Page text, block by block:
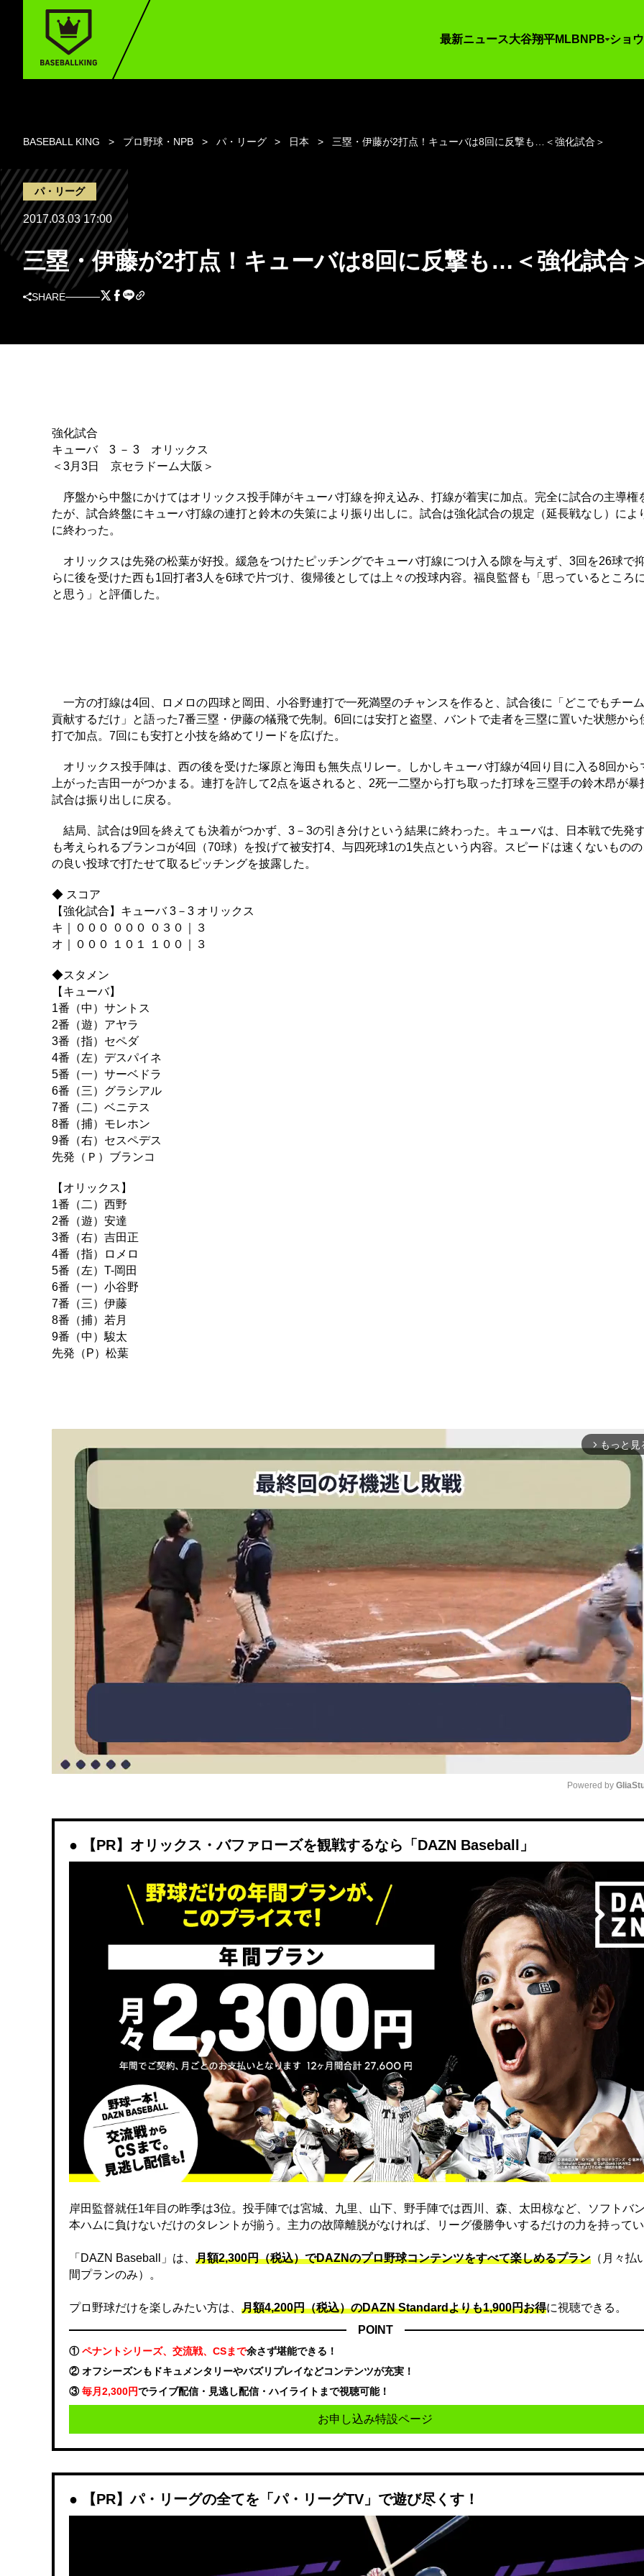
最新ニュース大谷翔平MLB NPB ショ
BASEBALL KING プロ野球・NPB パ・リーグ 日本 三塁・伊藤が2打点！キューバは8回に反撃も…＜強化試合＞
パ・リーグ
2017.03.03 17:00
三塁・伊藤が2打点！キューバは8回に反撃も…＜強化試合
SHARE
強化試合
キューバ 3 － 3 オリックス
＜3月3日 京セラドーム大阪＞
序盤から中盤にかけてはオリックス投手陣がキューバ打線を抑え込み、打線が着実に加点。完全に試合の主導権
たが、試合終盤にキューバ打線の連打と鈴木の失策により振り出しに。試合は強化試合の規定（延長戦なし）によ
に終わった。
オリックスは先発の松葉が好投。緩急をつけたピッチングでキューバ打線につけ入る隙を与えず、3回を26球で
らに後を受けた西も1回打者3人を6球で片づけ、復帰後としては上々の投球内容。福良監督も「思っているところ
と思う」と評価した。
一方の打線は4回、ロメロの四球と岡田、小谷野連打で一死満塁のチャンスを作ると、試合後に「どこでもチー
貢献するだけ」と語った7番三塁・伊藤の犠飛で先制。6回には安打と盗塁、バントで走者を三塁に置いた状態から
打で加点。7回にも安打と小技を絡めてリードを広げた。
オリックス投手陣は、西の後を受けた塚原と海田も無失点リレー。しかしキューバ打線が4回り目に入る8回から
上がった吉田一がつかまる。連打を許して2点を返されると、2死一二塁から打ち取った打球を三塁手の鈴木昂が暴
試合は振り出しに戻る。
結局、試合は9回を終えても決着がつかず、3－3の引き分けという結果に終わった。キューバは、日本戦で先発
も考えられるブランコが4回（70球）を投げて被安打4、与四死球1の1失点という内容。スピードは速くないもの
の良い投球で打たせて取るピッチングを披露した。
◆ スコア
【強化試合】キューバ 3－3 オリックス
キ｜０００ ０００ ０３０｜３
オ｜０００ １０１ １００｜３
◆スタメン
【キューバ】
1番（中）サントス
2番（遊）アヤラ
3番（指）セペダ
4番（左）デスパイネ
5番（一）サーベドラ
6番（三）グラシアル
7番（二）ベニテス
8番（捕）モレホン
9番（右）セスペデス
先発（Ｐ）ブランコ
【オリックス】
1番（二）西野
2番（遊）安達
3番（右）吉田正
4番（指）ロメロ
5番（左）T-岡田
6番（一）小谷野
7番（三）伊藤
8番（捕）若月
9番（中）駿太
先発（P）松葉
arrow_forward_ios もっと見
Powered by
【PR】オリックス・バファローズを観戦するなら「DAZN Baseball」
岸田監督就任1年目の昨季は3位。投手陣では宮城、九里、山下、野手陣では西川、森、太田椋など、ソフトバ
本ハムに負けないだけのタレントが揃う。主力の故障離脱がなければ、リーグ優勝争いするだけの力を持って
「DAZN Baseball」は、 月額2,300円（税込）でDAZNのプロ野球コンテンツをすべて楽しめるプラン （月々払
間プランのみ）。
プロ野球だけを楽しみたい方は、 月額4,200円（税込）のDAZN Standard​よりも1,900円お得に視聴できる。
POINT
①ペナントシリーズ、交流戦、CSまで余さず堪能できる！
② オフシーズンもドキュメンタリーやバズリプレイなどコンテンツが充実！
③毎月2,300円でライブ配信・見逃し配信・ハイライトまで視聴可能！
お申し込み特設ページ
【PR】パ・リーグの全てを「パ・リーグTV」で遊び尽くす！